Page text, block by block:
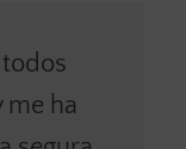
me ha